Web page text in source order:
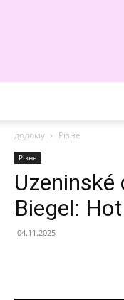
додому
Різне
Різне
Uzeninské
Biegel:
04.11.2025